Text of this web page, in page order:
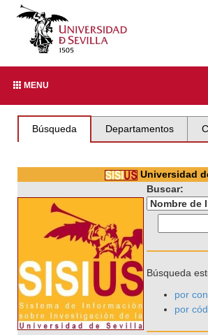
MENU
Búsqueda Departamentos
Universidad
Buscar:
Búsqueda
por
por